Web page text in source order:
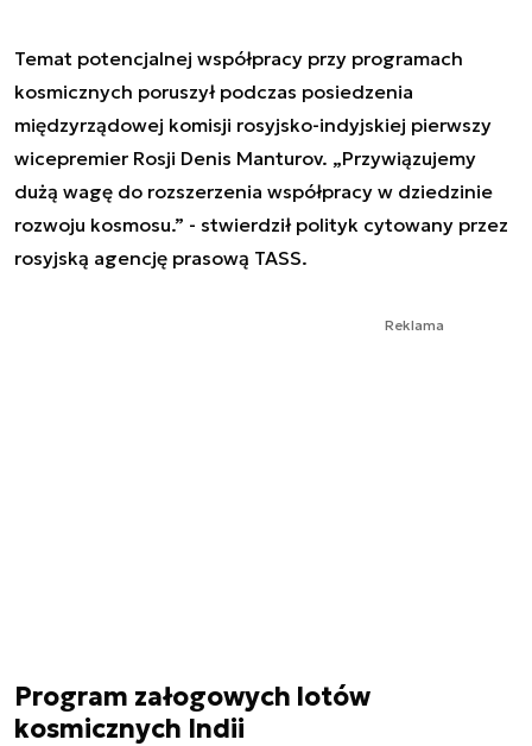
Temat potencjalnej współpracy przy programach
kosmicznych poruszył podczas posiedzenia
międzyrządowej komisji rosyjsko-indyjskiej pierwszy
wicepremier Rosji Denis Manturov. „Przywiązujemy
dużą wagę do rozszerzenia współpracy w dziedzinie
rozwoju kosmosu.” - stwierdził polityk cytowany przez
rosyjską agencję prasową TASS.
Reklama
Program załogowych lotów
kosmicznych Indii